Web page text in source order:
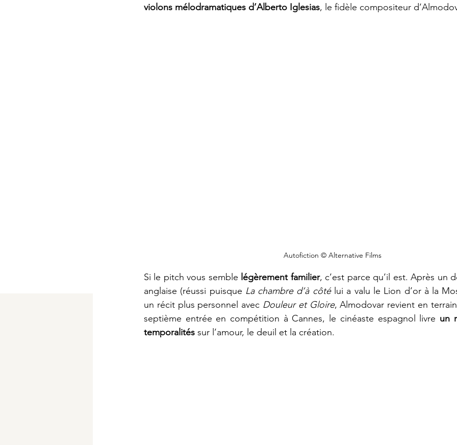
violons mélodramatiques d’Alberto Iglesias, le fidèle compositeur
Autofiction © Alternative Films
Si le pitch vous semble légèrement familier, c’est parce qu’il est. Après un
anglaise (réussi puisque La chambre d’à côté lui a valu le Lion d’or à la
un récit plus personnel avec Douleur et Gloire, Almodovar revient en
septième entrée en compétition à Cannes, le cinéaste espagnol livre un
temporalités sur l’amour, le deuil et la création.